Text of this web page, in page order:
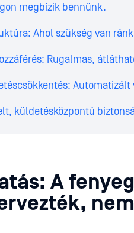
megbízik bennünk.
Ahol szükség van ránk
Rugalmas,
küldetésközpontú
A